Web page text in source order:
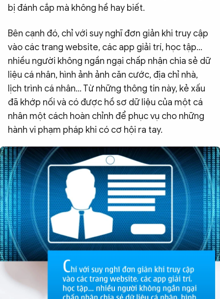
bị đánh cắp mà không hề hay biết.
Bên cạnh đó, chỉ với suy nghĩ đơn giản khi truy cập
vào các trang website, các app giải trí, học tập…
nhiều người không ngần ngại chấp nhận chia sẻ dữ
liệu cá nhân, hình ảnh ảnh căn cước, địa chỉ nhà,
lịch trình cá nhân… Từ những thông tin này, kẻ xấu
đã khớp nối và có được hồ sơ dữ liệu của một cá
nhân một cách hoàn chỉnh để phục vụ cho những
hành vi phạm pháp khi có cơ hội ra tay.